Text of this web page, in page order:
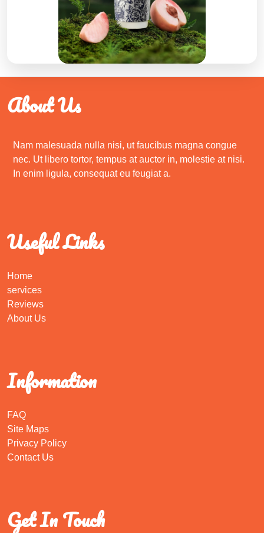
About Us
Nam malesuada nulla nisi, ut faucibus magna congue
nec. Ut libero tortor, tempus at auctor in, molestie at nisi.
In enim ligula, consequat eu feugiat a.
Useful Links
Home
services
Reviews
About Us
Information
FAQ
Site Maps
Privacy Policy
Contact Us
Get In Touch